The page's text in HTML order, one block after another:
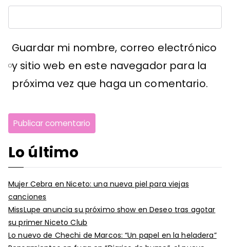
Guardar mi nombre, correo electrónico
y sitio web en este navegador para la
próxima vez que haga un comentario.
Lo último
Mujer Cebra en Niceto: una nueva piel para viejas
canciones
MissLupe anuncia su próximo show en Deseo tras agotar
su primer Niceto Club
Lo nuevo de Chechi de Marcos: “Un papel en la heladera”